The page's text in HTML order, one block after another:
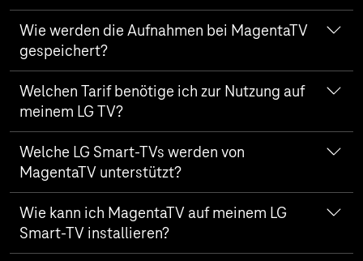
Nein, MagentaTV läuft als App direkt auf deinem
Fernseher (ab webOS 5). Du benötigst keine weitere
Hardware.
Wie werden die Aufnahmen bei MagentaTV
gespeichert?
Die Aufnahmen werden bei MagentaTV in der Cloud
gespeichert. Je nach Tarif kannst du bis zu 100 h an
Inhalten aufzeichnen. Auf deinem LG Fernseher selbst
werden keine Aufnahmen gespeichert.
Welchen Tarif benötige ich zur Nutzung auf
meinem LG TV?
Die Nutzung ist mit allen MagentaTV Tarifen möglich.
Wenn du bereits Telekom Kunde mit einem Internet-
Tarif bist, kannst du alternativ eine der MagentaTV
Zubuchoptionen buchen, um die App auf deinem LG
Smart-TV zu nutzen. Diese Buchung kannst du im
Welche LG Smart-TVs werden von
MagentaTV unterstützt?
MagentaTV läuft als App auf allen LG Smart-TVs ab
webOS Version 5.
Wie kann ich MagentaTV auf meinem LG
Smart-TV installieren?